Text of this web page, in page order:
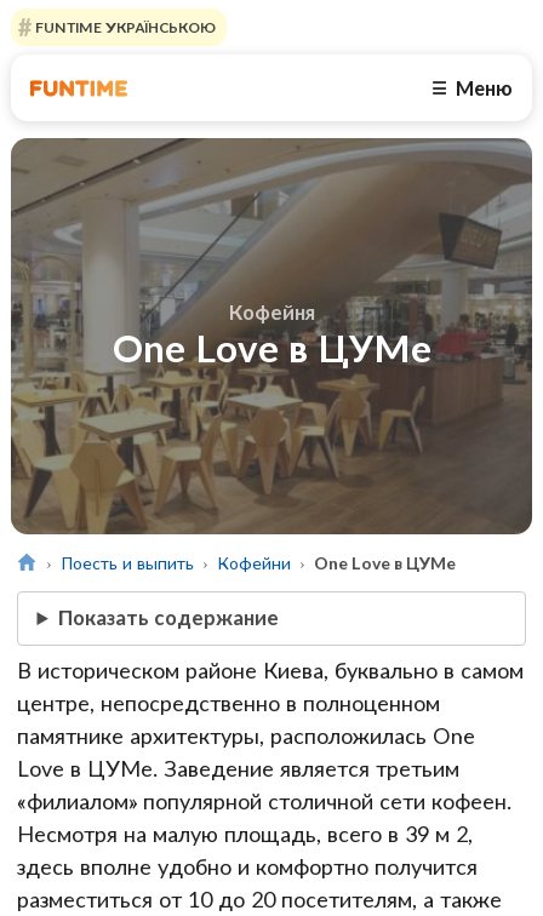
FUNTIME УКРАЇНСЬКОЮ
☰ Меню
Кофейня
One Love в ЦУМе
Поесть и выпить Кофейни One Love в ЦУМе
Показать содержание
В историческом районе Киева, буквально в самом
центре, непосредственно в полноценном
памятнике архитектуры, расположилась One
Love в ЦУМе. Заведение является третьим
«филиалом» популярной столичной сети кофеен.
Несмотря на малую площадь, всего в 39 м 2,
здесь вполне удобно и комфортно получится
разместиться от 10 до 20 посетителям, а также